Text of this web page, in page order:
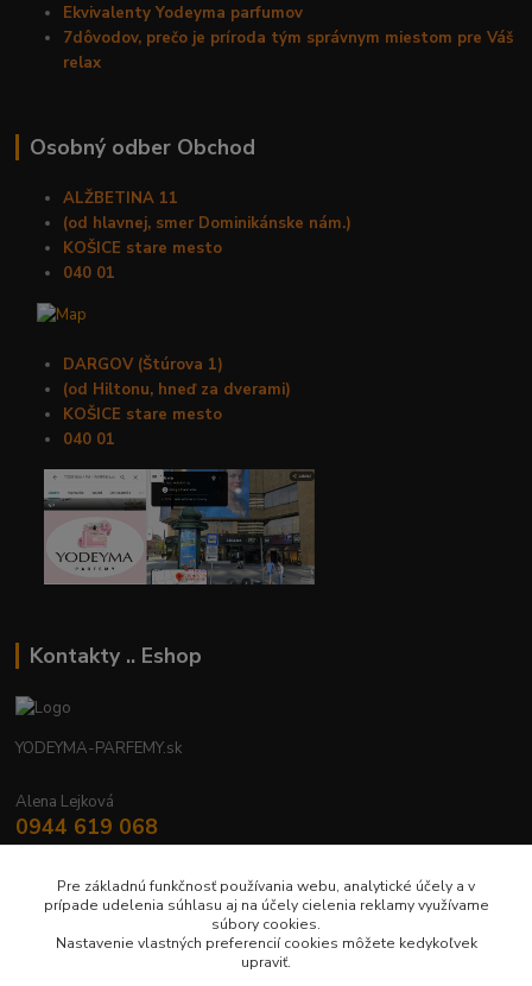
Ekvivalenty Yodeyma parfumov
7dôvodov, prečo je príroda tým správnym miestom pre Váš
relax
Osobný odber Obchod
ALŽBETINA 11
(od hlavnej, smer Dominikánske nám.)
KOŠICE stare mesto
040 01
DARGOV (Štúrova 1)
(od Hiltonu, hneď za dverami)
KOŠICE stare mesto
040 01
Kontakty .. Eshop
YODEYMA-PARFEMY.sk
Alena Lejková
0944 619 068
Nonstop
yodeyma.parfemy@gmail.com
Pre základnú funkčnosť používania webu, analytické účely a v
prípade udelenia súhlasu aj na účely cielenia reklamy využívame
súbory cookies.
Nastavenie vlastných preferencií cookies môžete kedykoľvek
upraviť.